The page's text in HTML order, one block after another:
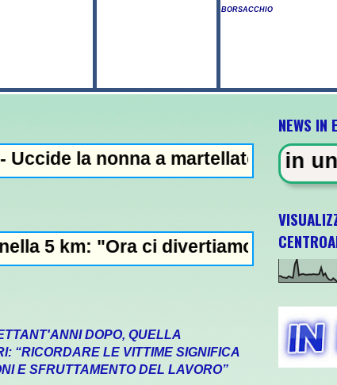
BORSACCHIO
a martellate, arrestato il nipote
ci divertiamo in staffetta"- L'Italia
DOPO, QUELLA
“RICORDARE LE VITTIME SIGNIFICA
E SFRUTTAMENTO DEL LAVORO”
NEWS IN
- Sparatoria in una scuola a